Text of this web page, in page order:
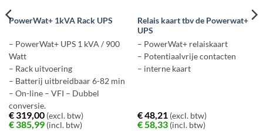
PowerWat+ 1kVA Rack UPS
– PowerWat+ UPS 1 kVA / 900
Watt
– Rack uitvoering
– Batterij uitbreidbaar 6-82 min
– On-line – VFI – Dubbel
conversie.
€319,00(excl. btw)
€385,99(incl. btw)
Relais kaart tbv de Powerwat+
UPS
– PowerWat+ relaiskaart
– Potentiaalvrije contacten
– interne kaart
€48,21(excl. btw)
€58,33(incl. btw)